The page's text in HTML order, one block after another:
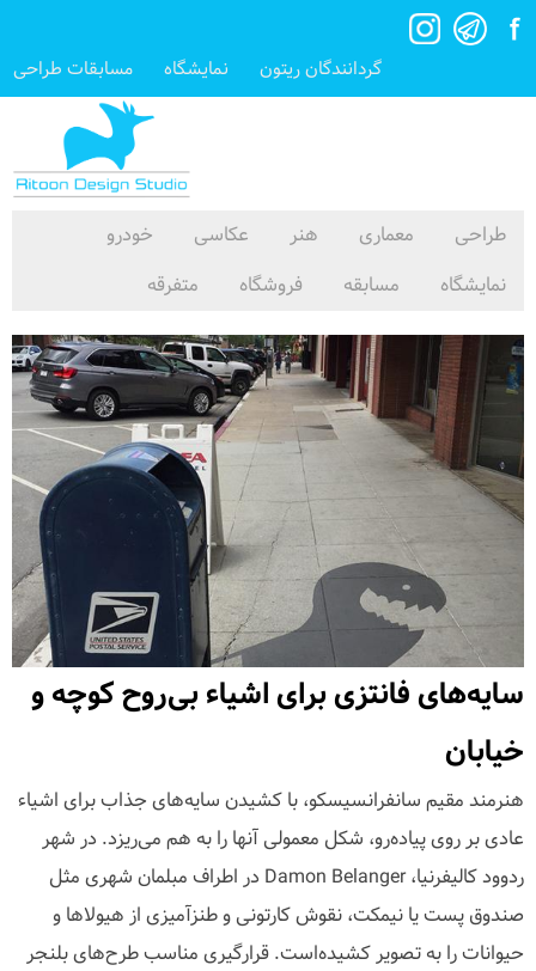
گردانندگان ریتون نمایشگاه مسابقات طراحی
طراحی معماری هنر عکاسی
خودرو
نمایشگاه
مسابقه فروشگاه متفرقه
سایه‌های فانتزی برای اشیاء بی‌روح کوچه و
خیابان
هنرمند مقیم سانفرانسیسکو، با کشیدن سایه‌های جذاب برای اشیاء
عادی بر روی پیاده‌رو، شکل معمولی آنها را به هم می‌ریزد. در شهر
ردوود کالیفرنیا، Damon Belanger در اطراف مبلمان شهری مثل
صندوق پست یا نیمکت، نقوش کارتونی و طنزآمیزی از هیولاها و
حیوانات را به تصویر کشیده‌است. قرارگیری مناسب طرح‌های بلنجر